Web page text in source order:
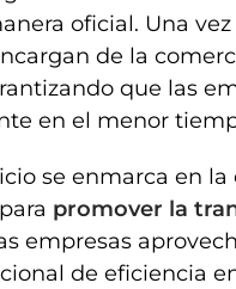
oficial. Una
de la
que las
en el menor
se enmarca en
promover la
empresas
de eficiencia